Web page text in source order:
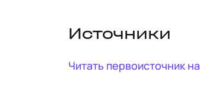
Источники
Читать первоисточник на